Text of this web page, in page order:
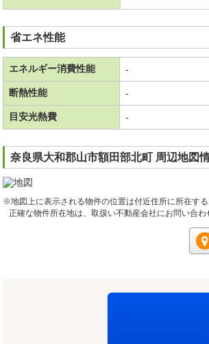
省エネ性能
エネルギー消費性能 -
断熱性能 -
目安光熱費 -
奈良県大和郡山市額田部北町 周辺地図
※地図上に表示される物件の位置は付近住所に所在す
正確な物件所在地は、取扱い不動産会社にお問い合わ